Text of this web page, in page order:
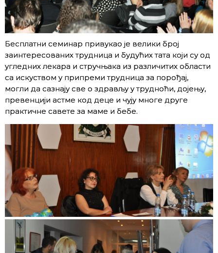
Бесплатни семинар привукао је велики број
заинтересованих трудница и будућих тата који су од
угледних лекара и стручњака из различитих области
са искуством у припреми трудница за порођај,
могли да сазнају све о здрављу у трудноћи, дојењу,
превенцији астме код деце и чују многе друге
практичне савете за маме и бебе.